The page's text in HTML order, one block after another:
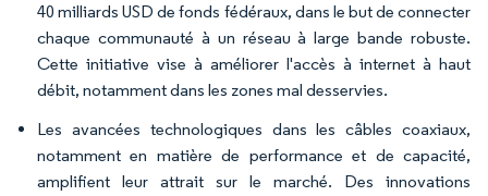
40 milliards USD de fonds fédéraux, dans le but de connecter
chaque communauté à un réseau à large bande robuste.
Cette initiative vise à améliorer l'accès à internet à haut
débit, notamment dans les zones mal desservies.
Les avancées technologiques dans les câbles coaxiaux,
notamment en matière de performance et de capacité,
amplifient leur attrait sur le marché. Des innovations